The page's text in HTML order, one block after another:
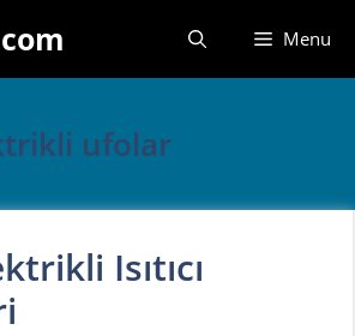
Menu
ufolar
Isıtıcı